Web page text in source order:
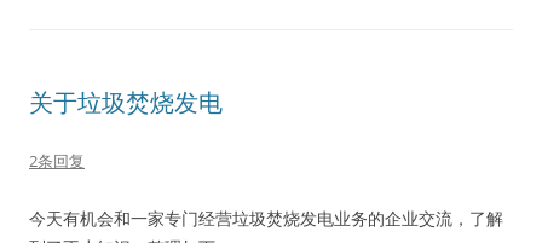
关于垃圾焚烧发电
2条回复
今天有机会和一家专门经营垃圾焚烧发电业务的企业交流，了解